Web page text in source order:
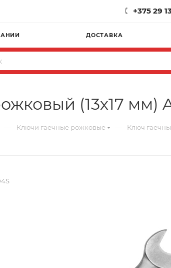
+375 29
ДОСТАВКА
(13х17 мм)
— Ключи гаечные рожковые — Ключ